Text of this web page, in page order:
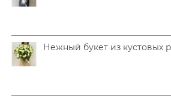
Нежный букет из кустовых